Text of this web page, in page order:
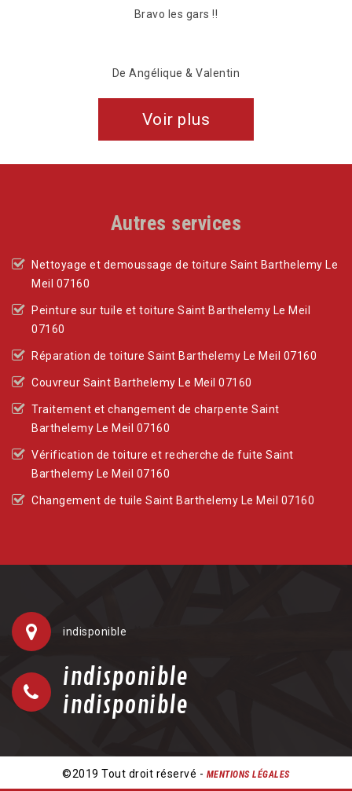
Voir plus
Autres services
Nettoyage et demoussage de toiture Saint Barthelemy Le
Meil 07160
Peinture sur tuile et toiture Saint Barthelemy Le Meil
07160
Réparation de toiture Saint Barthelemy Le Meil 07160
Couvreur Saint Barthelemy Le Meil 07160
Traitement et changement de charpente Saint
Barthelemy Le Meil 07160
Vérification de toiture et recherche de fuite Saint
Barthelemy Le Meil 07160
Changement de tuile Saint Barthelemy Le Meil 07160
indisponible
indisponible
indisponible
©2019 Tout droit réservé - MENTIONS LÉGALES